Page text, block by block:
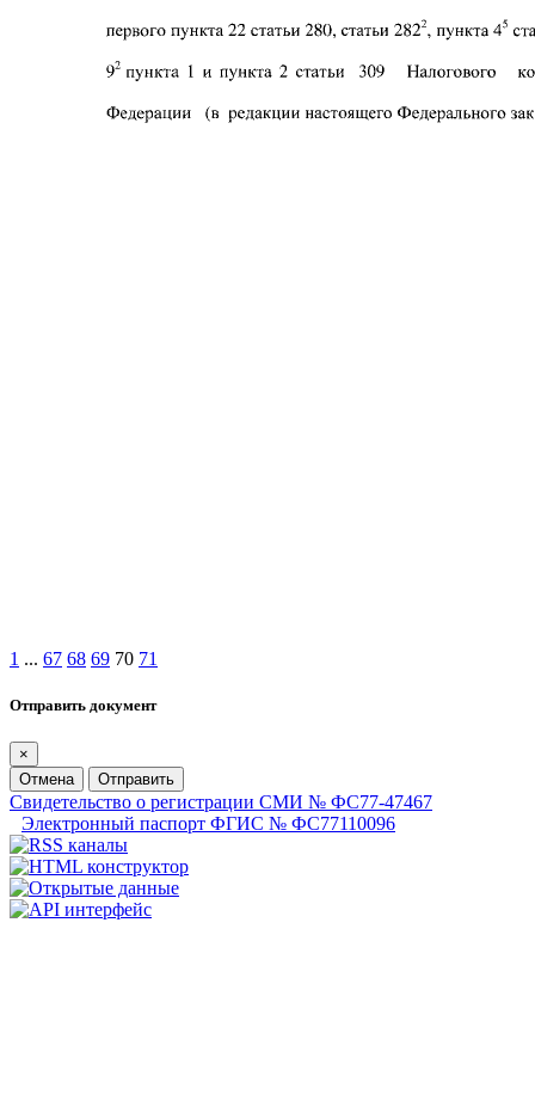
1 ... 67 68 69 70 71
Отправить документ
×
Отмена
Отправить
Свидетельство о регистрации СМИ № ФС77-47467
Электронный паспорт ФГИС № ФС77110096